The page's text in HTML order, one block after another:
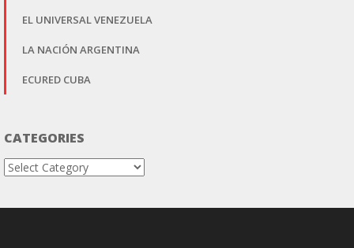
EL UNIVERSAL VENEZUELA
LA NACIÓN ARGENTINA
ECURED CUBA
CATEGORIES
Categories